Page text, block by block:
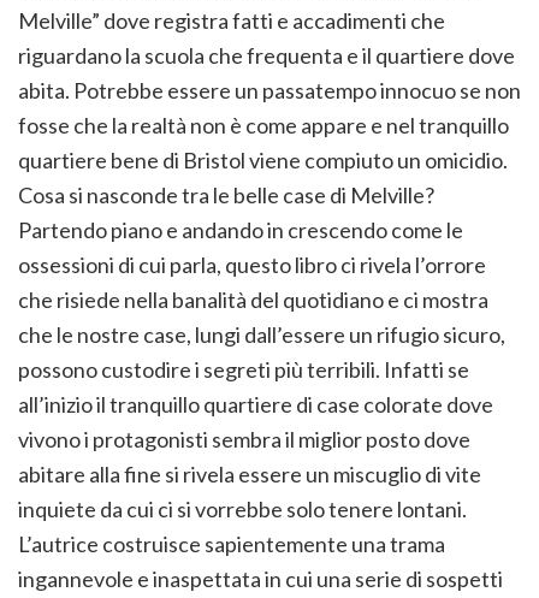
Melville” dove registra fatti e accadimenti che
riguardano la scuola che frequenta e il quartiere dove
abita. Potrebbe essere un passatempo innocuo se non
fosse che la realtà non è come appare e nel tranquillo
quartiere bene di Bristol viene compiuto un omicidio.
Cosa si nasconde tra le belle case di Melville?
Partendo piano e andando in crescendo come le
ossessioni di cui parla, questo libro ci rivela l’orrore
che risiede nella banalità del quotidiano e ci mostra
che le nostre case, lungi dall’essere un rifugio sicuro,
possono custodire i segreti più terribili. Infatti se
all’inizio il tranquillo quartiere di case colorate dove
vivono i protagonisti sembra il miglior posto dove
abitare alla fine si rivela essere un miscuglio di vite
inquiete da cui ci si vorrebbe solo tenere lontani.
L’autrice costruisce sapientemente una trama
ingannevole e inaspettata in cui una serie di sospetti